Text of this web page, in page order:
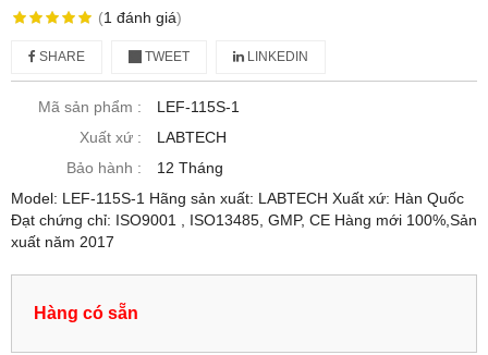
(1 đánh giá)
SHARE TWEET LINKEDIN
Mã sản phẩm :
LEF-115S-1
Xuất xứ :
LABTECH
Bảo hành :
12 Tháng
Model: LEF-115S-1 Hãng sản xuất: LABTECH Xuất xứ: Hàn Quốc
Đạt chứng chỉ: ISO9001 , ISO13485, GMP, CE Hàng mới 100%,Sản
xuất năm 2017
Hàng có sẵn